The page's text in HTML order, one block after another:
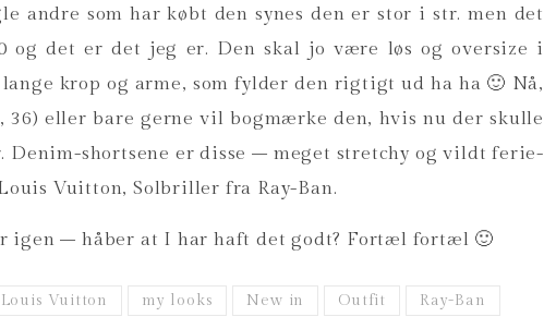
andre som har købt den synes den er stor i str. men det
og det er det jeg er. Den skal jo være løs og oversize i
krop og arme, som fylder den rigtigt ud ha ha 🙂 Nå,
36) eller bare gerne vil bogmærke den, hvis nu der skulle
Denim-shortsene er disse – meget stretchy og vildt ferie-
Vuitton, Solbriller fra Ray-Ban.
igen – håber at I har haft det godt? Fortæl fortæl 🙂
Louis Vuitton my looks New in Outfit Ray-Ban